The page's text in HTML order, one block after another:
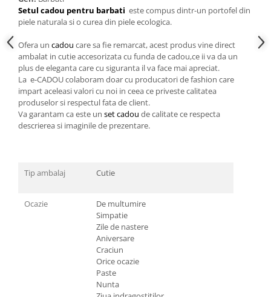
Setul cadou pentru barbati este compus dintr-un portofel din
piele naturala si o curea din piele ecologica.
Ofera un cadou care sa fie remarcat, acest produs vine direct
ambalat in cutie accesorizata cu funda de cadou,ce ii va da un
plus de eleganta care cu siguranta il va face mai apreciat.
La e-CADOU colaboram doar cu producatori de fashion care
impart aceleasi valori cu noi in ceea ce priveste calitatea
produselor si respectul fata de client.
Va garantam ca este un set cadou de calitate ce respecta
descrierea si imaginile de prezentare.
Tip ambalaj Cutie
Ocazie
De multumire
Simpatie
Zile de nastere
Aniversare
Craciun
Orice ocazie
Paste
Nunta